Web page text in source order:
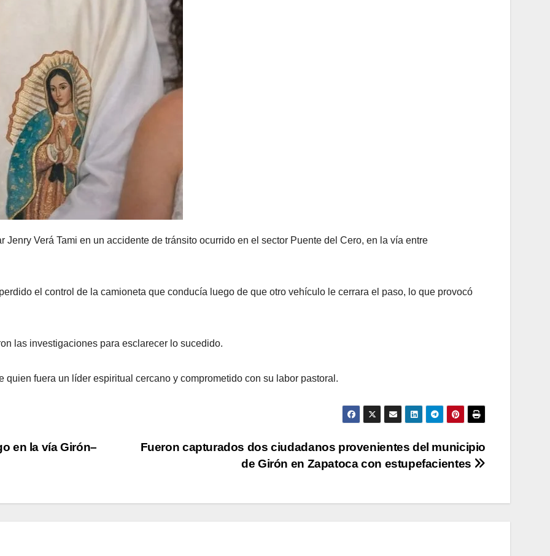
Jenry Verá Tami en un accidente de tránsito ocurrido en el sector Puente del Cero, en la vía entre
el control de la camioneta que conducía luego de que otro vehículo le cerrara el paso, lo que provocó
las investigaciones para esclarecer lo sucedido.
quien fuera un líder espiritual cercano y comprometido con su labor pastoral.
Fueron capturados dos ciudadanos provenientes del municipio
de Girón en Zapatoca con estupefacientes
en la vía Girón–